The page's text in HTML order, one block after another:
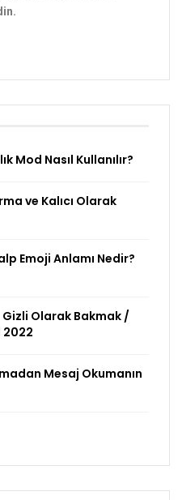
Mod Nasıl Kullanılır?
ve Kalıcı Olarak
Emoji Anlamı Nedir?
Olarak Bakmak /
2022
Mesaj Okumanın